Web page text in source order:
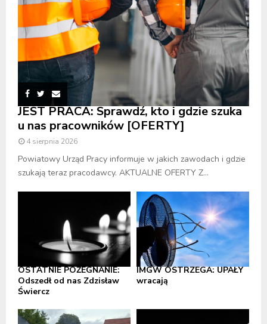
JEST PRACA: Sprawdź, kto i gdzie szuka
u nas pracowników [OFERTY]
4 sierpnia 2026
Powiatowy Urząd Pracy informuje w jakich zawodach i gdzie
szukają teraz pracodawcy. AKTUALNE OFERTY Z...
OSTATNIE POŻEGNANIE:
Odszedł od nas Zdzisław
Świercz
IMGW OSTRZEGA: UPAŁY
wracają